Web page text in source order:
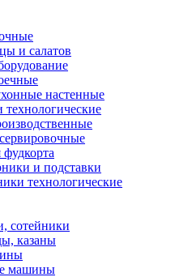
и салатов
настенные
технологические
и подставки
технологические
сотейники
казаны
машины